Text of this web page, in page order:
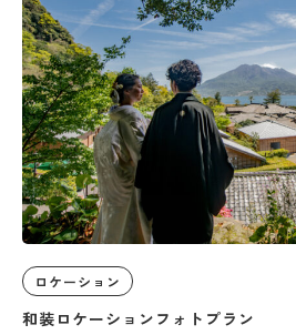
ロケーション
和装ロケーションフォトプラン